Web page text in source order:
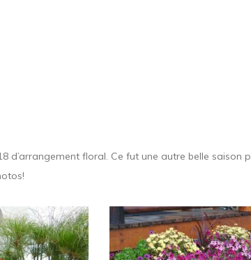
d’arrangement floral. Ce fut une autre belle